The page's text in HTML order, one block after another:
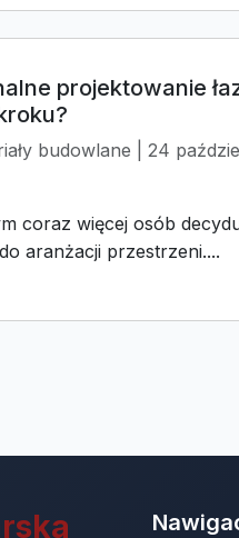
projektowanie
budowlane | 24
coraz więcej osób
aranżacji przestrzeni....